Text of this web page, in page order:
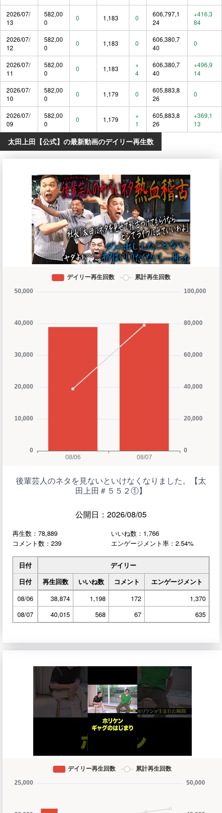
2026/07/
13
582,00
0
0 1,183 0
606,797,1
24
+416,3
84
2026/07/
12
582,00
0
0 1,183 0
606,380,7
40
0
2026/07/
11
582,00
0
0 1,183
+
4
606,380,7
40
+496,9
14
2026/07/
10
582,00
0
0 1,179 0
605,883,8
26
0
2026/07/
09
582,00
0
0 1,179
+
1
605,883,8
26
+369,1
13
太田上田【公式】の最新動画のデイリー再生数
後輩芸人のネタを見ないといけなくなりました。【太
田上田＃５５２①】
公開日：2026/08/05
再生数：78,889
いいね数：1,766
コメント数：239
エンゲージメント率：2.54%
日付
デイリー
日付
再生回数 いいね数 コメント
エンゲージメント
08/06
38,874 1,198 172
1,370
08/07
40,015 568 67 635